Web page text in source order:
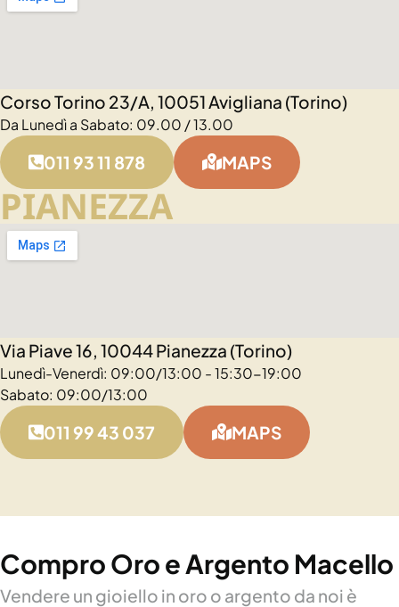
Corso Torino 23/A, 10051 Avigliana (Torino)
Da Lunedì a Sabato: 09.00 / 13.00
011 93 11 878 MAPS
PIANEZZA
Via Piave 16, 10044 Pianezza (Torino)
Lunedì-Venerdì: 09:00/13:00 - 15:30-19:00
Sabato: 09:00/13:00
011 99 43 037 MAPS
Compro Oro e Argento Macello
Vendere un gioiello in oro o argento da noi è